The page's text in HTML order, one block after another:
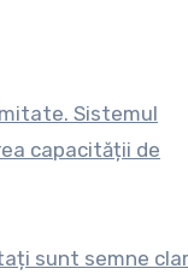
Sistemul
capacității de
sunt semne